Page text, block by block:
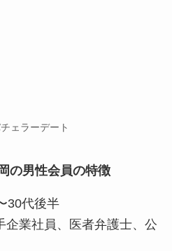
ェラーデート
の男性会員の特徴
30代後半
企業社員、医者弁護士、公